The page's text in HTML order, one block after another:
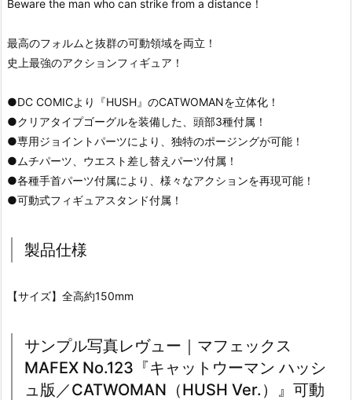
Beware the man who can strike from a distance！
最高のフォルムと抜群の可動領域を両立！
史上最強のアクションフィギュア！
●DC COMICより『HUSH』のCATWOMANを立体化！
●クリアタイプゴーグルを装備した、頭部3種付属！
●専用ジョイントパーツにより、独特のポージングが可能！
●ムチパーツ、ウエスト差し替えパーツ付属！
●各種手首パーツ付属により、様々なアクションを再現可能！
●可動式フィギュアスタンド付属！
製品仕様
【サイズ】全高約150mm
サンプル写真レヴュー｜マフェックス
MAFEX No.123『キャットウーマン ハッシ
ュ版／CATWOMAN（HUSH Ver.）』可動